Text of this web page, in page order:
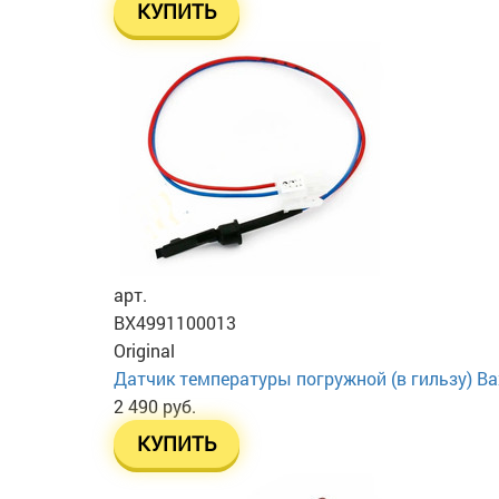
КУПИТЬ
арт.
BX4991100013
Original
Датчик температуры погружной (в гильзу)
2 490 руб.
КУПИТЬ